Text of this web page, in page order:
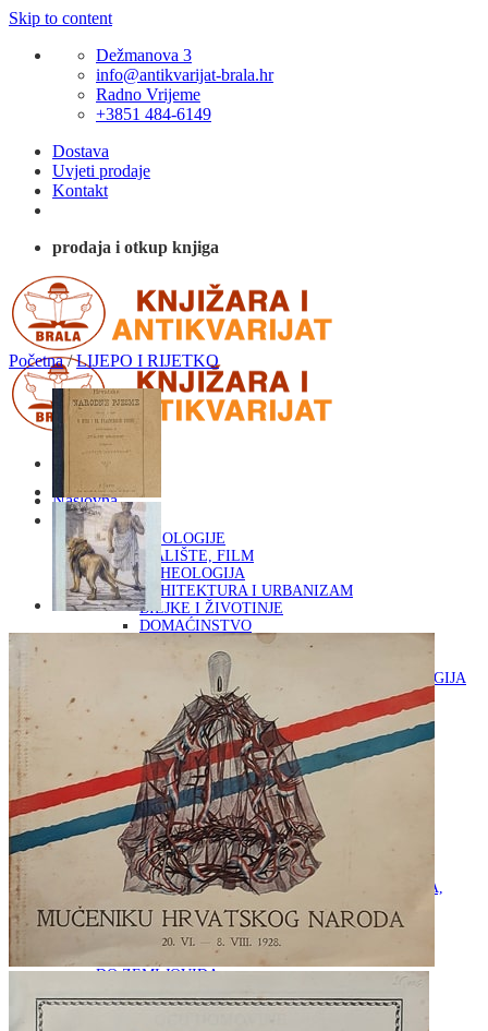
Skip to content
Dežmanova 3
info@antikvarijat-brala.hr
Radno Vrijeme
+3851 484-6149
Dostava
Uvjeti prodaje
Kontakt
prodaja i otkup knjiga
Naslovna
KNJIGE
OD ARHEOLOGIJE
DO KAZALIŠTE, FILM
ARHEOLOGIJA
ARHITEKTURA I URBANIZAM
BILJKE I ŽIVOTINJE
DOMAĆINSTVO
ENCIKLOPEDIJE I LEKSIKONI
ETNOLOGIJA
FILOZOFIJA, SOCIOLOGIJA, ANTROPOLOGIJA
FOTOGRAFIJA
GLAZBENA UMJETNOST
KAZALIŠTE, FILM
OD KNJIŽEVNOST
DO RELIGIJA
KNJIŽEVNOST
LIKOVNA UMJETNOST
LJEKOVITO BILJE I ZDRAVLJE
MITOLOGIJA
POVIJEST I PUBLICISTIKA
PRIRODNE ZNANOSTI
PSIHOLOGIJA, POPULARNA PSIHOLOGIJA,
ALTERNATIVA
RAZNO
RELIGIJA
DO ZEMLJOVIDA
ŠAH
Početna / LIJEPO I RIJETKO